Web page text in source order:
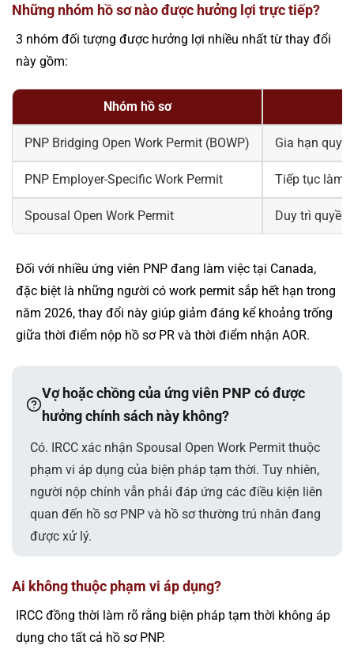
Những nhóm hồ sơ nào được hưởng lợi trực tiếp?
3 nhóm đối tượng được hưởng lợi nhiều nhất từ thay đổi
này gồm:
Nhóm hồ sơ
PNP Bridging Open Work Permit (BOWP) Gia hạn
PNP Employer-Specific Work Permit Tiếp tục làm
Spousal Open Work Permit Duy trì
Đối với nhiều ứng viên PNP đang làm việc tại Canada,
đặc biệt là những người có work permit sắp hết hạn trong
năm 2026, thay đổi này giúp giảm đáng kể khoảng trống
giữa thời điểm nộp hồ sơ PR và thời điểm nhận AOR.
Vợ hoặc chồng của ứng viên PNP có được
hưởng chính sách này không?
Có. IRCC xác nhận Spousal Open Work Permit thuộc
phạm vi áp dụng của biện pháp tạm thời. Tuy nhiên,
người nộp chính vẫn phải đáp ứng các điều kiện liên
quan đến hồ sơ PNP và hồ sơ thường trú nhân đang
được xử lý.
Ai không thuộc phạm vi áp dụng?
IRCC đồng thời làm rõ rằng biện pháp tạm thời không áp
dụng cho tất cả hồ sơ PNP.